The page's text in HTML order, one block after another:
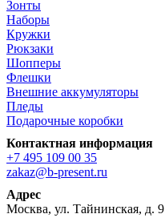
Зонты
Наборы
Кружки
Рюкзаки
Шопперы
Флешки
Внешние аккумуляторы
Пледы
Подарочные коробки
Контактная информация
+7 495 109 00 35
zakaz@b-present.ru
Адрес
Москва, ул. Тайнинская, д. 9